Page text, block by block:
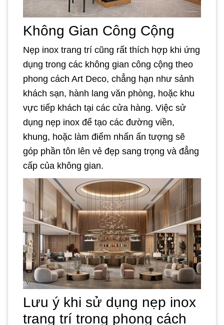
Không Gian Công Cộng
Nẹp inox trang trí cũng rất thích hợp khi ứng
dụng trong các không gian công cộng theo
phong cách Art Deco, chẳng hạn như sảnh
khách sạn, hành lang văn phòng, hoặc khu
vực tiếp khách tại các cửa hàng. Việc sử
dụng nẹp inox để tạo các đường viền,
khung, hoặc làm điểm nhấn ấn tượng sẽ
góp phần tôn lên vẻ đẹp sang trọng và đẳng
cấp của không gian.
Lưu ý khi sử dụng nẹp inox
trang trí trong phong cách